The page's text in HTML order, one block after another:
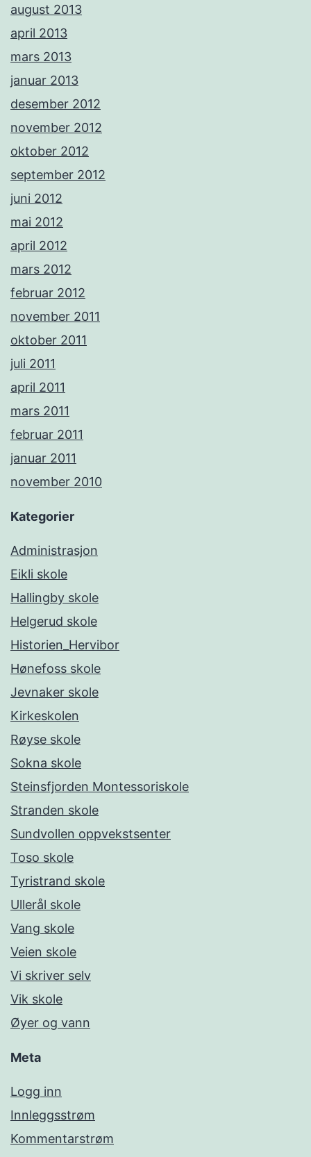
august 2013
april 2013
mars 2013
januar 2013
desember 2012
november 2012
oktober 2012
september 2012
juni 2012
mai 2012
april 2012
mars 2012
februar 2012
november 2011
oktober 2011
juli 2011
april 2011
mars 2011
februar 2011
januar 2011
november 2010
Kategorier
Administrasjon
Eikli skole
Hallingby skole
Helgerud skole
Historien_Hervibor
Hønefoss skole
Jevnaker skole
Kirkeskolen
Røyse skole
Sokna skole
Steinsfjorden Montessoriskole
Stranden skole
Sundvollen oppvekstsenter
Toso skole
Tyristrand skole
Ullerål skole
Vang skole
Veien skole
Vi skriver selv
Vik skole
Øyer og vann
Meta
Logg inn
Innleggsstrøm
Kommentarstrøm